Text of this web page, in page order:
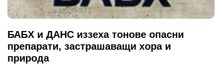
БАБХ и ДАНС иззеха тонове опасни
препарати, застрашаващи хора и
природа